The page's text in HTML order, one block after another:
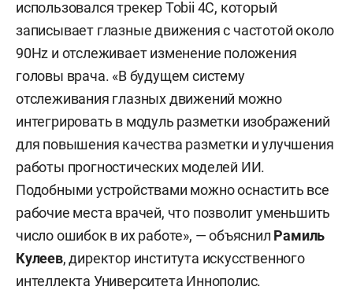
использовался трекер Tobii 4C, который
записывает глазные движения с частотой около
90Hz и отслеживает изменение положения
головы врача. «В будущем систему
отслеживания глазных движений можно
интегрировать в модуль разметки изображений
для повышения качества разметки и улучшения
работы прогностических моделей ИИ.
Подобными устройствами можно оснастить все
рабочие места врачей, что позволит уменьшить
число ошибок в их работе», — объяснил Рамиль
Кулеев, директор института искусственного
интеллекта Университета Иннополис.